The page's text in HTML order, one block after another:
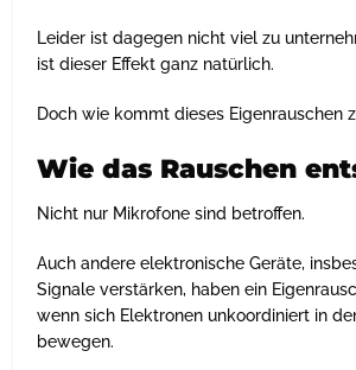
Leider ist dagegen nicht viel zu
ist dieser Effekt ganz natürlich.
Doch wie kommt dieses Eigenrauschen
Wie das Rauschen
Nicht nur Mikrofone sind betroffen.
Auch andere elektronische Geräte,
Signale verstärken, haben ein
wenn sich Elektronen unkoordiniert in
bewegen.